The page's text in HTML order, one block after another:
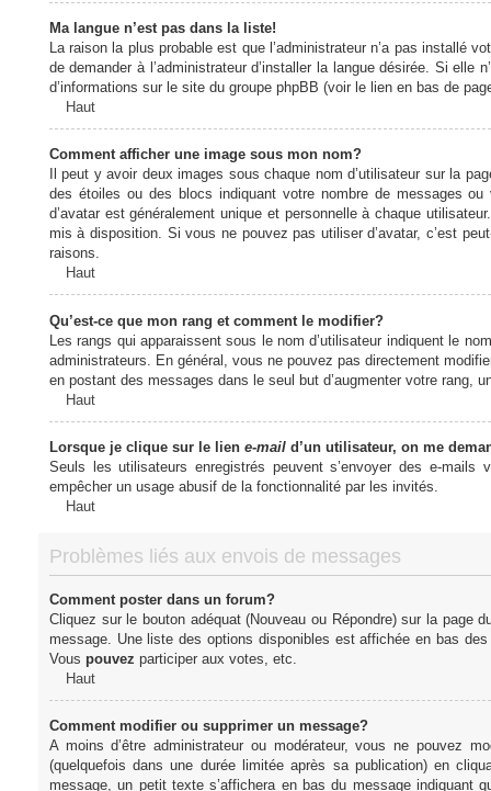
Ma langue n’est pas dans la liste!
La raison la plus probable est que l’administrateur n’a pas installé
de demander à l’administrateur d’installer la langue désirée. Si
d’informations sur le site du groupe phpBB (voir le lien en bas de
Haut
Comment afficher une image sous mon nom?
Il peut y avoir deux images sous chaque nom d’utilisateur sur la
des étoiles ou des blocs indiquant votre nombre de messages
d’avatar est généralement unique et personnelle à chaque
mis à disposition. Si vous ne pouvez pas utiliser d’avatar, c’est
raisons.
Haut
Qu’est-ce que mon rang et comment le modifier?
Les rangs qui apparaissent sous le nom d’utilisateur indiquent le
administrateurs. En général, vous ne pouvez pas directement
en postant des messages dans le seul but d’augmenter votre rang,
Haut
Lorsque je clique sur le lien e-maild’un utilisateur, on me
Seuls les utilisateurs enregistrés peuvent s’envoyer des e-
empêcher un usage abusif de la fonctionnalité par les invités.
Haut
Problèmes liés aux envois de messages
Comment poster dans un forum?
Cliquez sur le bouton adéquat (Nouveau ou Répondre) sur la page
message. Une liste des options disponibles est affichée en bas
Vous pouvez participer aux votes, etc.
Haut
Comment modifier ou supprimer un message?
A moins d’être administrateur ou modérateur, vous ne pouvez
(quelquefois dans une durée limitée après sa publication) en
message, un petit texte s’affichera en bas du message indiquant